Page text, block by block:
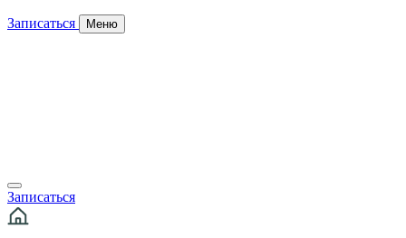
Записаться Меню
Записаться